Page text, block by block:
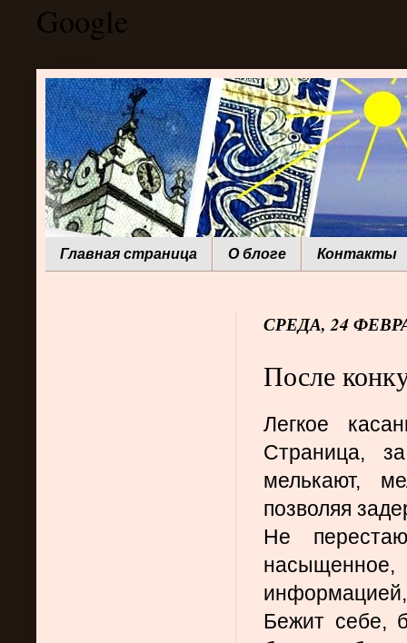
Google
Главная страница О блоге Контакты
СРЕДА, 24
После
Легкое
Страница,
мелькают,
позволяя
Не
насыщенное,
Бежит себе,